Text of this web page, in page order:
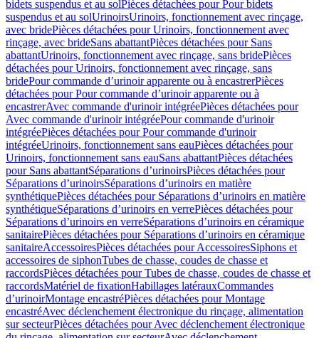
bidets suspendus et au solPièces détachées pour Pour bidets
suspendus et au solUrinoirsUrinoirs, fonctionnement avec rinçage,
avec bridePièces détachées pour Urinoirs, fonctionnement avec
rinçage, avec brideSans abattantPièces détachées pour Sans
abattantUrinoirs, fonctionnement avec rinçage, sans bridePièces
détachées pour Urinoirs, fonctionnement avec rinçage, sans
bridePour commande d’urinoir apparente ou à encastrerPièces
détachées pour Pour commande d’urinoir apparente ou à
encastrerAvec commande d'urinoir intégréePièces détachées pour
Avec commande d'urinoir intégréePour commande d'urinoir
intégréePièces détachées pour Pour commande d'urinoir
intégréeUrinoirs, fonctionnement sans eauPièces détachées pour
Urinoirs, fonctionnement sans eauSans abattantPièces détachées
pour Sans abattantSéparations d’urinoirsPièces détachées pour
Séparations d’urinoirsSéparations d’urinoirs en matière
synthétiquePièces détachées pour Séparations d’urinoirs en matière
synthétiqueSéparations d’urinoirs en verrePièces détachées pour
Séparations d’urinoirs en verreSéparations d’urinoirs en céramique
sanitairePièces détachées pour Séparations d’urinoirs en céramique
sanitaireAccessoiresPièces détachées pour AccessoiresSiphons et
accessoires de siphonTubes de chasse, coudes de chasse et
raccordsPièces détachées pour Tubes de chasse, coudes de chasse et
raccordsMatériel de fixationHabillages latérauxCommandes
dʼurinoirMontage encastréPièces détachées pour Montage
encastréAvec déclenchement électronique du rinçage, alimentation
sur secteurPièces détachées pour Avec déclenchement électronique